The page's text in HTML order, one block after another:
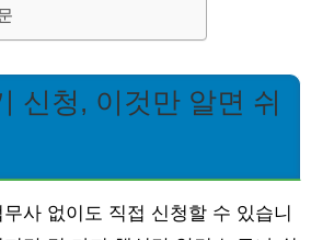
신청, 이것만 알면 쉬
사 없이도 직접 신청할 수 있습니